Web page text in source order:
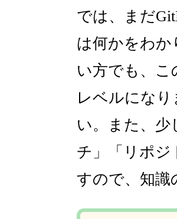
では、まだ
は何かをわか
い方でも、こ
レベルにな
い。また、少
チ」「リポジ
すので、知識